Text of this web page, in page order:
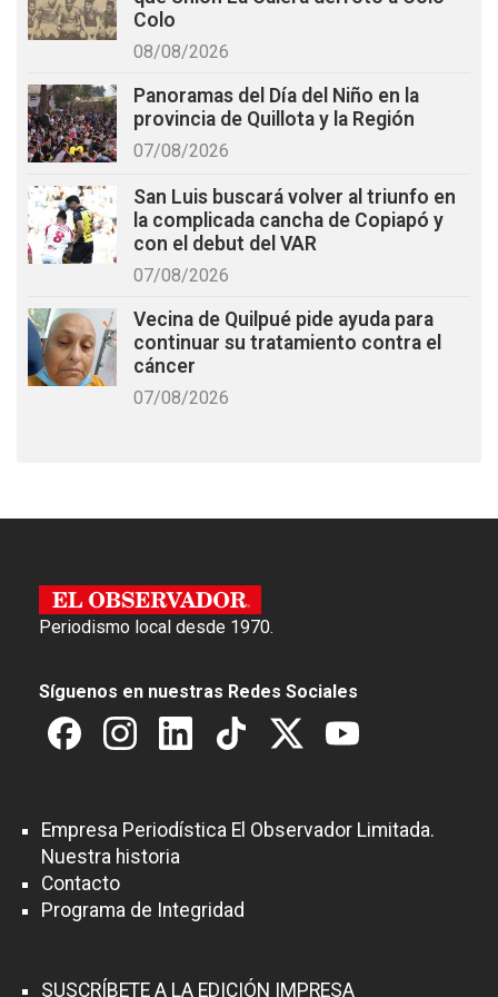
Colo
08/08/2026
Panoramas del Día del Niño en la
provincia de Quillota y la Región
07/08/2026
San Luis buscará volver al triunfo en
la complicada cancha de Copiapó y
con el debut del VAR
07/08/2026
Vecina de Quilpué pide ayuda para
continuar su tratamiento contra el
cáncer
07/08/2026
Periodismo local desde 1970.
Síguenos en nuestras Redes Sociales
Empresa Periodística El Observador Limitada.
Nuestra historia
Contacto
Programa de Integridad
SUSCRÍBETE A LA EDICIÓN IMPRESA